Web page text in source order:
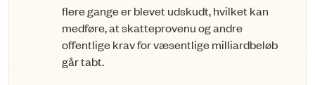
flere gange er blevet udskudt, hvilket kan
medføre, at skatteprovenu og andre
offentlige krav for væsentlige milliardbeløb
går tabt.